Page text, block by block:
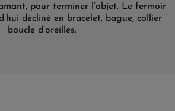
pour terminer l’objet. Le fermoir
décliné en bracelet, bague, collier
boucle d’oreilles.